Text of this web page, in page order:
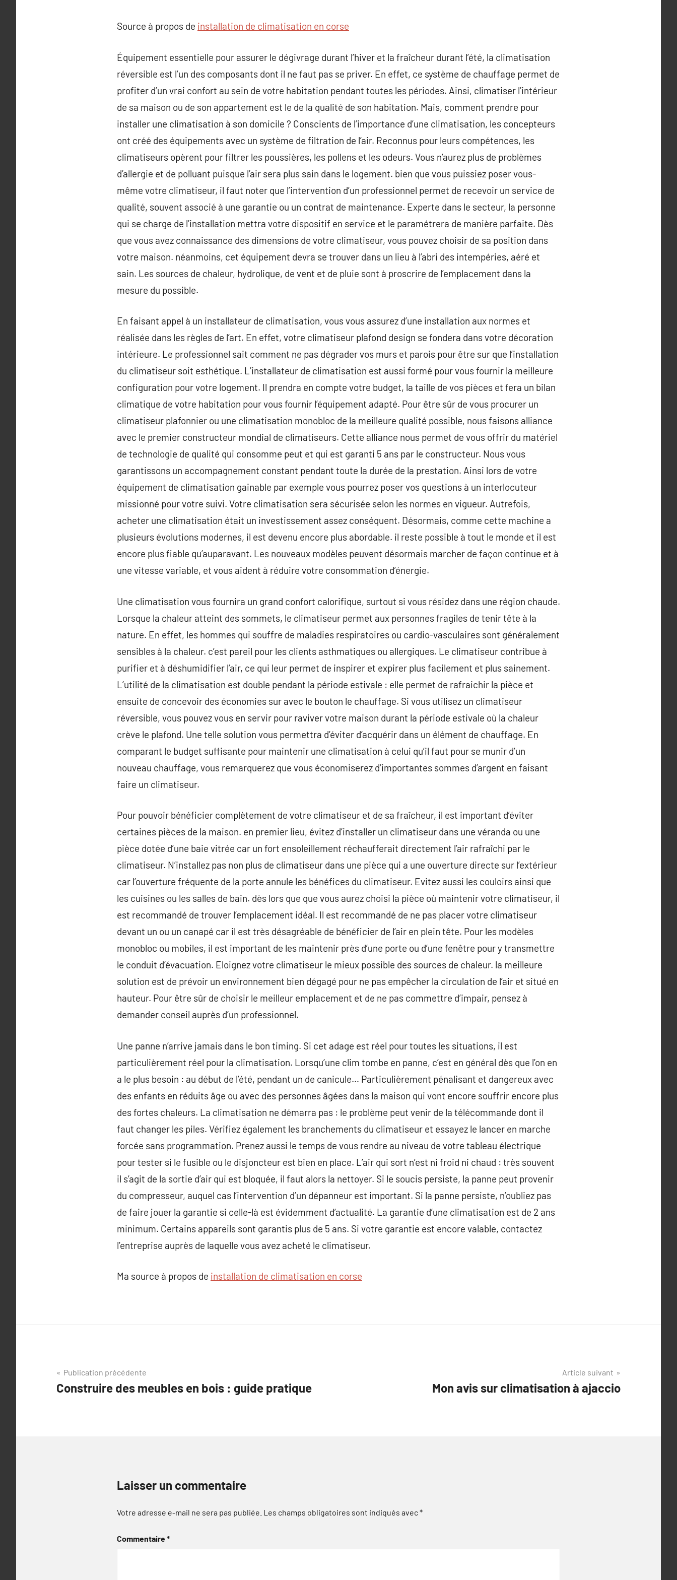
Source à propos de installation de climatisation en corse
Équipement essentielle pour assurer le dégivrage durant l’hiver et la fraîcheur durant l’été, la climatisation
réversible est l’un des composants dont il ne faut pas se priver. En effet, ce système de chauffage permet de
profiter d’un vrai confort au sein de votre habitation pendant toutes les périodes. Ainsi, climatiser l’intérieur
de sa maison ou de son appartement est le de la qualité de son habitation. Mais, comment prendre pour
installer une climatisation à son domicile ? Conscients de l’importance d’une climatisation, les concepteurs
ont créé des équipements avec un système de filtration de l’air. Reconnus pour leurs compétences, les
climatiseurs opèrent pour filtrer les poussières, les pollens et les odeurs. Vous n’aurez plus de problèmes
d’allergie et de polluant puisque l’air sera plus sain dans le logement. bien que vous puissiez poser vous-
même votre climatiseur, il faut noter que l’intervention d’un professionnel permet de recevoir un service de
qualité, souvent associé à une garantie ou un contrat de maintenance. Experte dans le secteur, la personne
qui se charge de l’installation mettra votre dispositif en service et le paramétrera de manière parfaite. Dès
que vous avez connaissance des dimensions de votre climatiseur, vous pouvez choisir de sa position dans
votre maison. néanmoins, cet équipement devra se trouver dans un lieu à l’abri des intempéries, aéré et
sain. Les sources de chaleur, hydrolique, de vent et de pluie sont à proscrire de l’emplacement dans la
mesure du possible.
En faisant appel à un installateur de climatisation, vous vous assurez d’une installation aux normes et
réalisée dans les règles de l’art. En effet, votre climatiseur plafond design se fondera dans votre décoration
intérieure. Le professionnel sait comment ne pas dégrader vos murs et parois pour être sur que l’installation
du climatiseur soit esthétique. L’installateur de climatisation est aussi formé pour vous fournir la meilleure
configuration pour votre logement. Il prendra en compte votre budget, la taille de vos pièces et fera un bilan
climatique de votre habitation pour vous fournir l’équipement adapté. Pour être sûr de vous procurer un
climatiseur plafonnier ou une climatisation monobloc de la meilleure qualité possible, nous faisons alliance
avec le premier constructeur mondial de climatiseurs. Cette alliance nous permet de vous offrir du matériel
de technologie de qualité qui consomme peut et qui est garanti 5 ans par le constructeur. Nous vous
garantissons un accompagnement constant pendant toute la durée de la prestation. Ainsi lors de votre
équipement de climatisation gainable par exemple vous pourrez poser vos questions à un interlocuteur
missionné pour votre suivi. Votre climatisation sera sécurisée selon les normes en vigueur. Autrefois,
acheter une climatisation était un investissement assez conséquent. Désormais, comme cette machine a
plusieurs évolutions modernes, il est devenu encore plus abordable. il reste possible à tout le monde et il est
encore plus fiable qu’auparavant. Les nouveaux modèles peuvent désormais marcher de façon continue et à
une vitesse variable, et vous aident à réduire votre consommation d’énergie.
Une climatisation vous fournira un grand confort calorifique, surtout si vous résidez dans une région chaude.
Lorsque la chaleur atteint des sommets, le climatiseur permet aux personnes fragiles de tenir tête à la
nature. En effet, les hommes qui souffre de maladies respiratoires ou cardio-vasculaires sont généralement
sensibles à la chaleur. c’est pareil pour les clients asthmatiques ou allergiques. Le climatiseur contribue à
purifier et à déshumidifier l’air, ce qui leur permet de inspirer et expirer plus facilement et plus sainement.
L’utilité de la climatisation est double pendant la période estivale : elle permet de rafraichir la pièce et
ensuite de concevoir des économies sur avec le bouton le chauffage. Si vous utilisez un climatiseur
réversible, vous pouvez vous en servir pour raviver votre maison durant la période estivale où la chaleur
crève le plafond. Une telle solution vous permettra d’éviter d’acquérir dans un élément de chauffage. En
comparant le budget suffisante pour maintenir une climatisation à celui qu’il faut pour se munir d’un
nouveau chauffage, vous remarquerez que vous économiserez d’importantes sommes d’argent en faisant
faire un climatiseur.
Pour pouvoir bénéficier complètement de votre climatiseur et de sa fraîcheur, il est important d’éviter
certaines pièces de la maison. en premier lieu, évitez d’installer un climatiseur dans une véranda ou une
pièce dotée d’une baie vitrée car un fort ensoleillement réchaufferait directement l’air rafraîchi par le
climatiseur. N’installez pas non plus de climatiseur dans une pièce qui a une ouverture directe sur l’extérieur
car l’ouverture fréquente de la porte annule les bénéfices du climatiseur. Evitez aussi les couloirs ainsi que
les cuisines ou les salles de bain. dès lors que que vous aurez choisi la pièce où maintenir votre climatiseur, il
est recommandé de trouver l’emplacement idéal. Il est recommandé de ne pas placer votre climatiseur
devant un ou un canapé car il est très désagréable de bénéficier de l’air en plein tête. Pour les modèles
monobloc ou mobiles, il est important de les maintenir près d’une porte ou d’une fenêtre pour y transmettre
le conduit d’évacuation. Eloignez votre climatiseur le mieux possible des sources de chaleur. la meilleure
solution est de prévoir un environnement bien dégagé pour ne pas empêcher la circulation de l’air et situé en
hauteur. Pour être sûr de choisir le meilleur emplacement et de ne pas commettre d’impair, pensez à
demander conseil auprès d’un professionnel.
Une panne n’arrive jamais dans le bon timing. Si cet adage est réel pour toutes les situations, il est
particulièrement réel pour la climatisation. Lorsqu’une clim tombe en panne, c’est en général dès que l’on en
a le plus besoin : au début de l’été, pendant un de canicule… Particulièrement pénalisant et dangereux avec
des enfants en réduits âge ou avec des personnes âgées dans la maison qui vont encore souffrir encore plus
des fortes chaleurs. La climatisation ne démarra pas : le problème peut venir de la télécommande dont il
faut changer les piles. Vérifiez également les branchements du climatiseur et essayez le lancer en marche
forcée sans programmation. Prenez aussi le temps de vous rendre au niveau de votre tableau électrique
pour tester si le fusible ou le disjoncteur est bien en place. L’air qui sort n’est ni froid ni chaud : très souvent
il s’agit de la sortie d’air qui est bloquée, il faut alors la nettoyer. Si le soucis persiste, la panne peut provenir
du compresseur, auquel cas l’intervention d’un dépanneur est important. Si la panne persiste, n’oubliez pas
de faire jouer la garantie si celle-là est évidemment d’actualité. La garantie d’une climatisation est de 2 ans
minimum. Certains appareils sont garantis plus de 5 ans. Si votre garantie est encore valable, contactez
l’entreprise auprès de laquelle vous avez acheté le climatiseur.
Ma source à propos de installation de climatisation en corse
Navigation
de
Publication précédente
Construire des meubles en bois : guide pratique
Article suivant
Mon avis sur climatisation à ajaccio
Laisser un commentaire
Votre adresse e-mail ne sera pas publiée. Les champs obligatoires sont indiqués avec*
Commentaire*